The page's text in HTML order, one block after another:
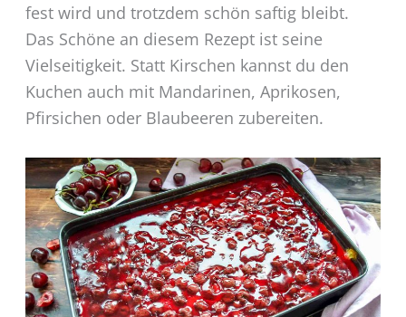
fest wird und trotzdem schön saftig bleibt.
Das Schöne an diesem Rezept ist seine
Vielseitigkeit. Statt Kirschen kannst du den
Kuchen auch mit Mandarinen, Aprikosen,
Pfirsichen oder Blaubeeren zubereiten.